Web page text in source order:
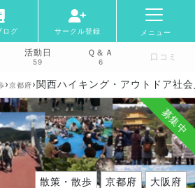
ログ サークル登録 メニュー
活動日
59
Ｑ＆Ａ
6 口コミ
›京都府›関西ハイキング・アウトドア社
募集中
散策・散歩 京都府 大阪府